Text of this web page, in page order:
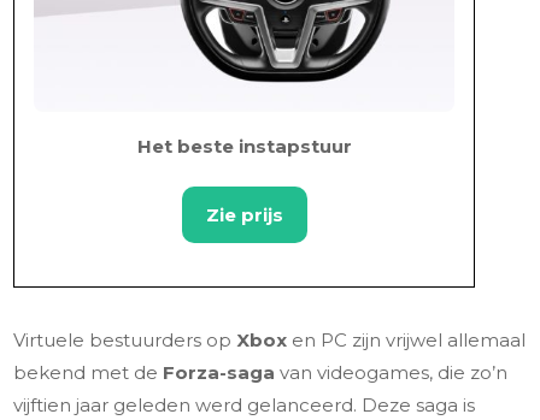
Het beste instapstuur
Zie prijs
Virtuele bestuurders opXbox en PC zijn vrijwel allemaal
bekend met de Forza-saga van videogames, die zo’n
vijftien jaar geleden werd gelanceerd. Deze saga is